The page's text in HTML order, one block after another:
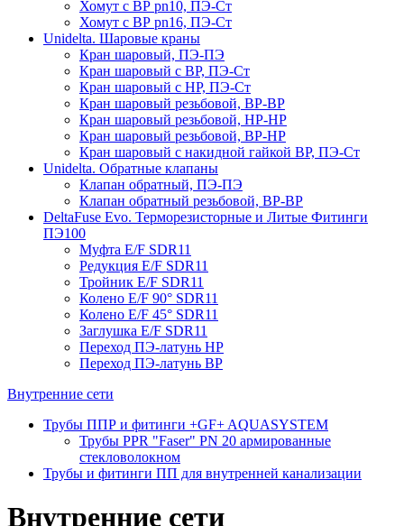
Хомут с ВР pn10, ПЭ-Ст
Хомут с ВР pn16, ПЭ-Ст
Unidelta. Шаровые краны
Кран шаровый, ПЭ-ПЭ
Кран шаровый с ВР, ПЭ-Ст
Кран шаровый с НР, ПЭ-Ст
Кран шаровый резьбовой, ВР-ВР
Кран шаровый резьбовой, НР-НР
Кран шаровый резьбовой, ВР-НР
Кран шаровый с накидной гайкой ВР, ПЭ-Ст
Unidelta. Обратные клапаны
Клапан обратный, ПЭ-ПЭ
Клапан обратный резьбовой, ВР-ВР
DeltaFuse Evo. Терморезисторные и Литые Фитинги
ПЭ100
Муфта E/F SDR11
Редукция E/F SDR11
Тройник E/F SDR11
Колено E/F 90° SDR11
Колено E/F 45° SDR11
Заглушка E/F SDR11
Переход ПЭ-латунь НР
Переход ПЭ-латунь ВР
Внутренние сети
Трубы ППР и фитинги +GF+ AQUASYSTEM
Трубы PPR "Faser" PN 20 армированные
стекловолокном
Трубы и фитинги ПП для внутренней канализации
Внутренние сети